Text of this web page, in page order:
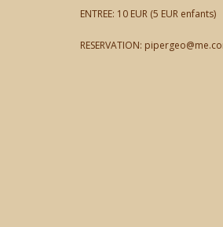
ENTREE: 10 EUR (5 EUR enfants)
RESERVATION: